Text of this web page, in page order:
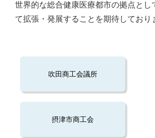
世界的な総合健康医療都市の拠点とし
て拡張・発展することを期待しており
吹田商工会議所
摂津市商工会